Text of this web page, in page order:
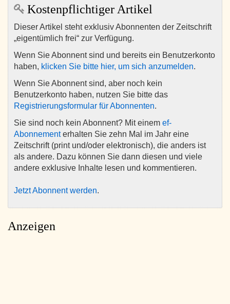
Kostenpflichtiger Artikel
Dieser Artikel steht exklusiv Abonnenten der Zeitschrift
„eigentümlich frei“ zur Verfügung.
Wenn Sie Abonnent sind und bereits ein Benutzerkonto
haben, klicken Sie bitte hier, um sich anzumelden.
Wenn Sie Abonnent sind, aber noch kein
Benutzerkonto haben, nutzen Sie bitte das
Registrierungsformular für Abonnenten.
Sie sind noch kein Abonnent? Mit einem ef-
Abonnementerhalten Sie zehn Mal im Jahr eine
Zeitschrift (print und/oder elektronisch), die anders ist
als andere. Dazu können Sie dann diesen und viele
andere exklusive Inhalte lesen und kommentieren.
Jetzt Abonnent werden.
Anzeigen